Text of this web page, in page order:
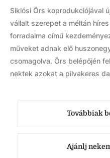
Siklósi Örs koprodukciójával
vállalt szerepet a méltán
forradalma című
műveket adnak elő
csomagolva. Örs belépőjén
nektek azokat a pilvakeres
Továbbiak
Ajánlj